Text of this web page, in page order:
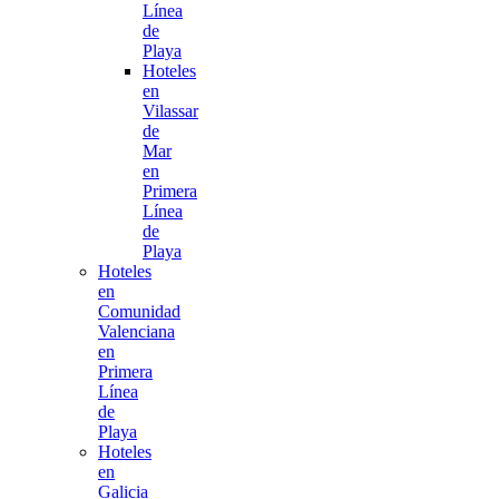
Línea
de
Playa
Hoteles
en
Vilassar
de
Mar
en
Primera
Línea
de
Playa
Hoteles
en
Comunidad
Valenciana
en
Primera
Línea
de
Playa
Hoteles
en
Galicia